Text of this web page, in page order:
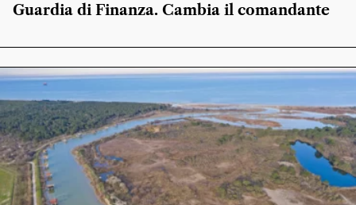
Guardia di Finanza. Cambia il comandante